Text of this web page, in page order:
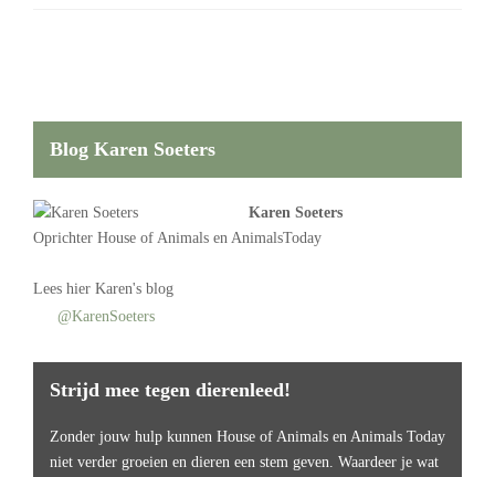
Blog Karen Soeters
Karen Soeters
Oprichter House of Animals en AnimalsToday
Lees hier Karen's blog
@KarenSoeters
Strijd mee tegen dierenleed!
Zonder jouw hulp kunnen House of Animals en Animals Today
niet verder groeien en dieren een stem geven. Waardeer je wat